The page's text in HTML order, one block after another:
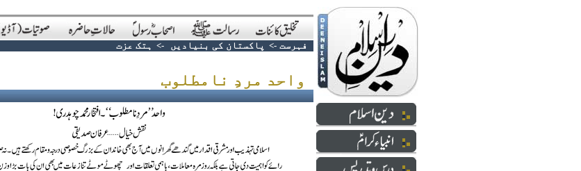
فہرست -> پاکستان کی بنیادیں -> ہتک عزت